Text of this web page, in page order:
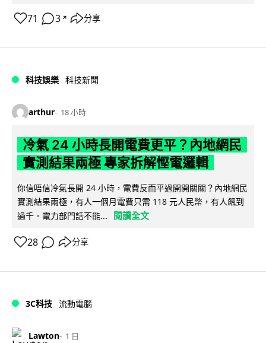
71 3 ↗ 分享
科技娛樂 科技新聞
arthur 18 小時
冷氣 24 小時長開電費更平？內地網民
實測結果兩極 專家拆解慳電邏輯
你信唔信冷氣長開 24 小時，電費反而平過開開關關？內地網民
實測結果兩極，有人一個月電費只需 118 元人民幣，有人飆到
過千。電力部門話不能...
閱讀全文
28 分享
3C科技 流動電腦
Lawton 1 日